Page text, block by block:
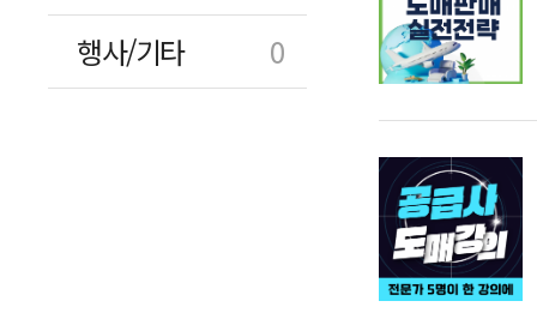
행사/기타
0